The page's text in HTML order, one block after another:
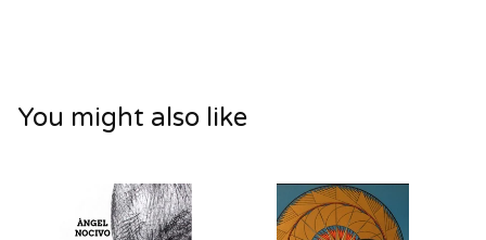
You might also like